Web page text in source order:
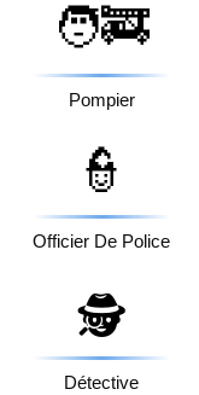
🧑‍🚒
Pompier
👮
Officier De Police
🕵️
Détective